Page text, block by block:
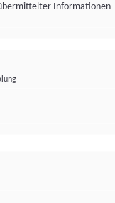
Informationen